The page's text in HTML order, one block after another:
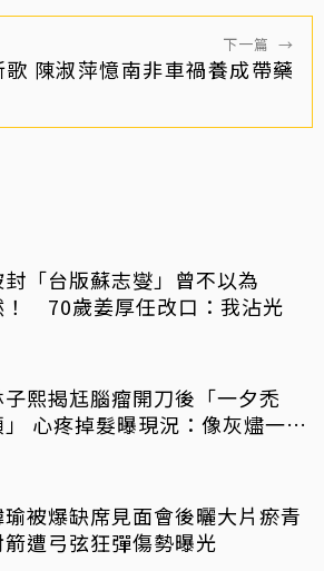
下一篇 →
陳淑萍憶南非車禍養成帶藥
封「台版蘇志燮」曾不以為
！ 70歲姜厚任改口：我沾光
子熙揭尪腦瘤開刀後「一夕禿
」 心疼掉髮曝現況：像灰燼一直
瑜被爆缺席見面會後曬大片瘀青
箭遭弓弦狂彈傷勢曝光